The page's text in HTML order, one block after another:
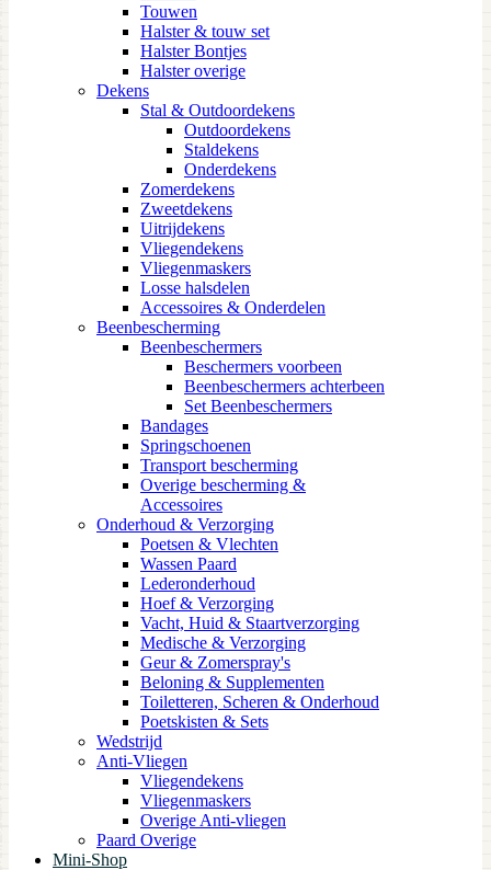
Touwen
Halster & touw set
Halster Bontjes
Halster overige
Dekens
Stal & Outdoordekens
Outdoordekens
Staldekens
Onderdekens
Zomerdekens
Zweetdekens
Uitrijdekens
Vliegendekens
Vliegenmaskers
Losse halsdelen
Accessoires & Onderdelen
Beenbescherming
Beenbeschermers
Beschermers voorbeen
Beenbeschermers achterbeen
Set Beenbeschermers
Bandages
Springschoenen
Transport bescherming
Overige bescherming &
Accessoires
Onderhoud & Verzorging
Poetsen & Vlechten
Wassen Paard
Lederonderhoud
Hoef & Verzorging
Vacht, Huid & Staartverzorging
Medische & Verzorging
Geur & Zomerspray's
Beloning & Supplementen
Toiletteren, Scheren & Onderhoud
Poetskisten & Sets
Wedstrijd
Anti-Vliegen
Vliegendekens
Vliegenmaskers
Overige Anti-vliegen
Paard Overige
Mini-Shop